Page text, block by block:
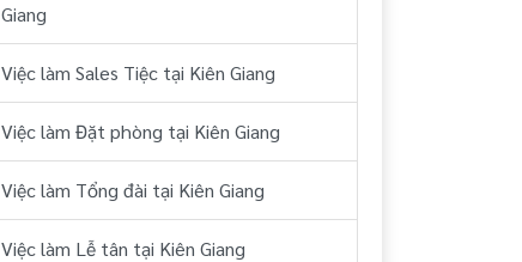
Giang
Việc làm Sales Tiệc tại Kiên Giang
Việc làm Đặt phòng tại Kiên Giang
Việc làm Tổng đài tại Kiên Giang
Việc làm Lễ tân tại Kiên Giang